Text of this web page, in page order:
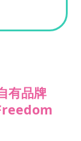
有品牌